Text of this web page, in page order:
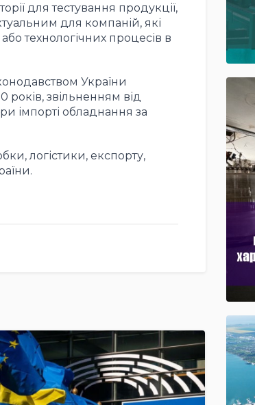
для тестування продукції,
для компаній, які
технологічних процесів в
України
звільненням від
імпорті обладнання за
логістики, експорту,